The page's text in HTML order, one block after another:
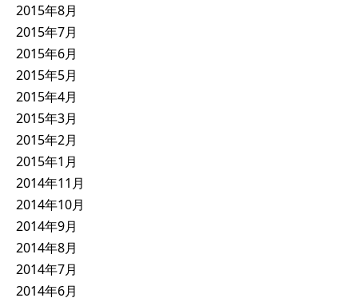
2015年8月
2015年7月
2015年6月
2015年5月
2015年4月
2015年3月
2015年2月
2015年1月
2014年11月
2014年10月
2014年9月
2014年8月
2014年7月
2014年6月